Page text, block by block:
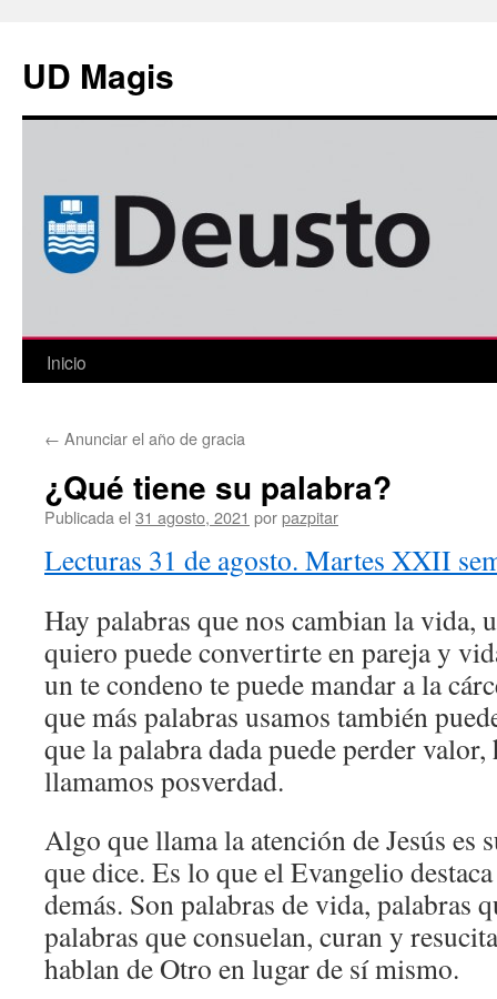
contenido
UD Magis
Inicio
← Anunciar el año de gracia
¿Qué tiene su palabra?
Publicada el 31 agosto, 2021 porpazpitar
Lecturas 31 de agosto. Martes XXII
Hay palabras que nos cambian la vida,
quiero puede convertirte en pareja y
un te condeno te puede mandar a la
que más palabras usamos también
que la palabra dada puede perder
llamamos posverdad.
Algo que llama la atención de Jesús es
que dice. Es lo que el Evangelio
demás. Son palabras de vida, palabras
palabras que consuelan, curan y
hablan de Otro en lugar de sí mismo.